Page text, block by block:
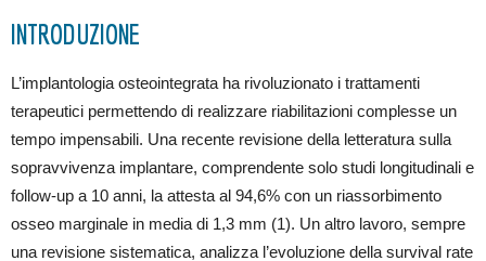
INTRODUZIONE
L’implantologia osteointegrata ha rivoluzionato i trattamenti
terapeutici permettendo di realizzare riabilitazioni complesse un
tempo impensabili. Una recente revisione della letteratura sulla
sopravvivenza implantare, comprendente solo studi longitudinali e
follow-up a 10 anni, la attesta al 94,6% con un riassorbimento
osseo marginale in media di 1,3 mm (1). Un altro lavoro, sempre
una revisione sistematica, analizza l’evoluzione della survival rate